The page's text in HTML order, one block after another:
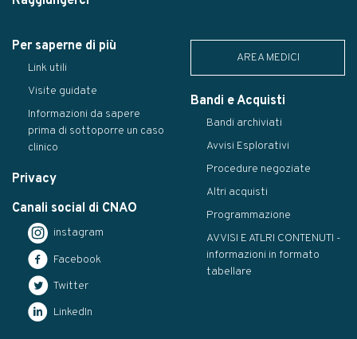
Per saperne di più
Link utili
Visite guidate
Informazioni da sapere
prima di sottoporre un caso
clinico
Privacy
Canali social di CNAO
instagram
Facebook
Twitter
LinkedIn
AREA MEDICI
Bandi e Acquisti
Bandi archiviati
Avvisi Esplorativi
Procedure negoziate
Altri acquisti
Programmazione
AVVISI E ATLRI CONTENUTI -
informazioni in formato
tabellare